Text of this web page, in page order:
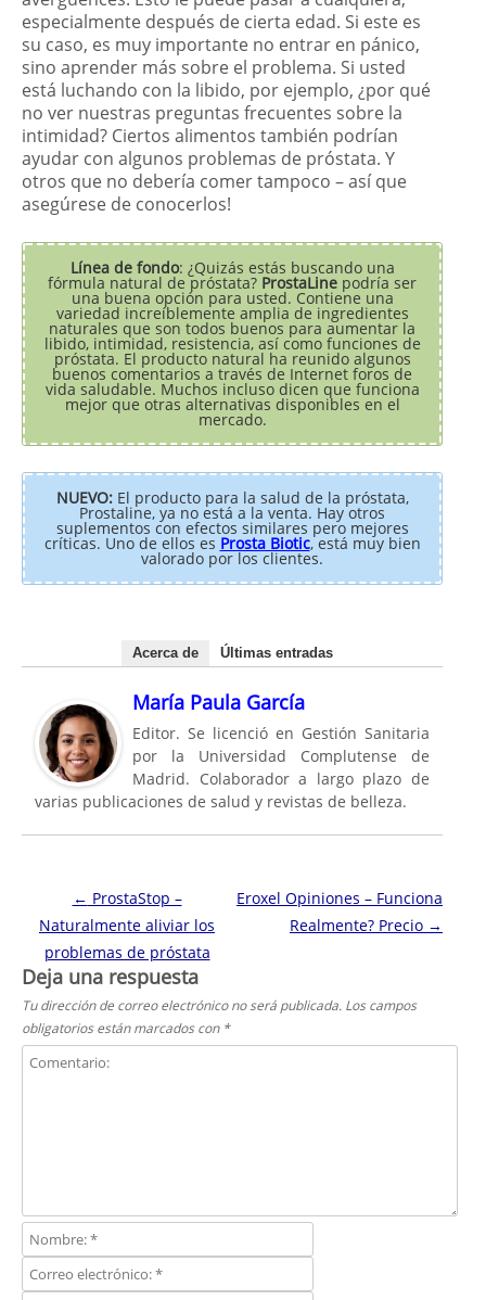
especialmente después de cierta edad. Si este es
su caso, es muy importante no entrar en pánico,
sino aprender más sobre el problema. Si usted
está luchando con la libido, por ejemplo, ¿por qué
no ver nuestras preguntas frecuentes sobre la
intimidad? Ciertos alimentos también podrían
ayudar con algunos problemas de próstata. Y
otros que no debería comer tampoco – así que
asegúrese de conocerlos!
Línea de fondo: ¿Quizás estás buscando una
fórmula natural de próstata? ProstaLine podría ser
una buena opción para usted. Contiene una
variedad increíblemente amplia de ingredientes
naturales que son todos buenos para aumentar la
libido, intimidad, resistencia, así como funciones de
próstata. El producto natural ha reunido algunos
buenos comentarios a través de Internet foros de
vida saludable. Muchos incluso dicen que funciona
mejor que otras alternativas disponibles en el
mercado.
NUEVO:El producto para la salud de la próstata,
Prostaline, ya no está a la venta. Hay otros
suplementos con efectos similares pero mejores
críticas. Uno de ellos es Prosta Biotic, está muy bien
valorado por los clientes.
Acerca de Últimas entradas
María Paula García
Editor. Se licenció en Gestión Sanitaria
por la Universidad Complutense de
Madrid. Colaborador a largo plazo de
varias publicaciones de salud y revistas de belleza.
Navegación de entradas
← ProstaStop –
Naturalmente aliviar los
problemas de próstata
Eroxel Opiniones – Funciona
Realmente? Precio →
Deja una respuesta
Tu dirección de correo electrónico no será publicada. Los campos
obligatorios están marcados con *